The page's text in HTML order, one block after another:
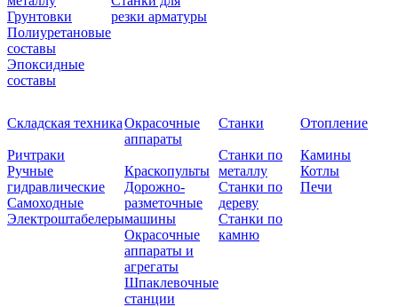
Грунтовки
Полиуретановые
составы
Эпоксидные
составы
резки арматуры
Складская техника
Ричтраки
Ручные
гидравлические
Самоходные
Электроштабелеры
Окрасочные
аппараты
Краскопульты
Дорожно-
разметочные
машины
Окрасочные
аппараты и
агрегаты
Шпаклевочные
станции
Станки
Станки по
металлу
Станки по
дереву
Станки по
камню
Отопление
Камины
Котлы
Печи